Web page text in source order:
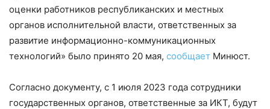
оценки работников республиканских и местных
органов исполнительной власти, ответственных за
развитие информационно-коммуникационных
технологий» было принято 20 мая, сообщает Минюст.
Согласно документу, с 1 июля 2023 года сотрудники
государственных органов, ответственные за ИКТ, будут